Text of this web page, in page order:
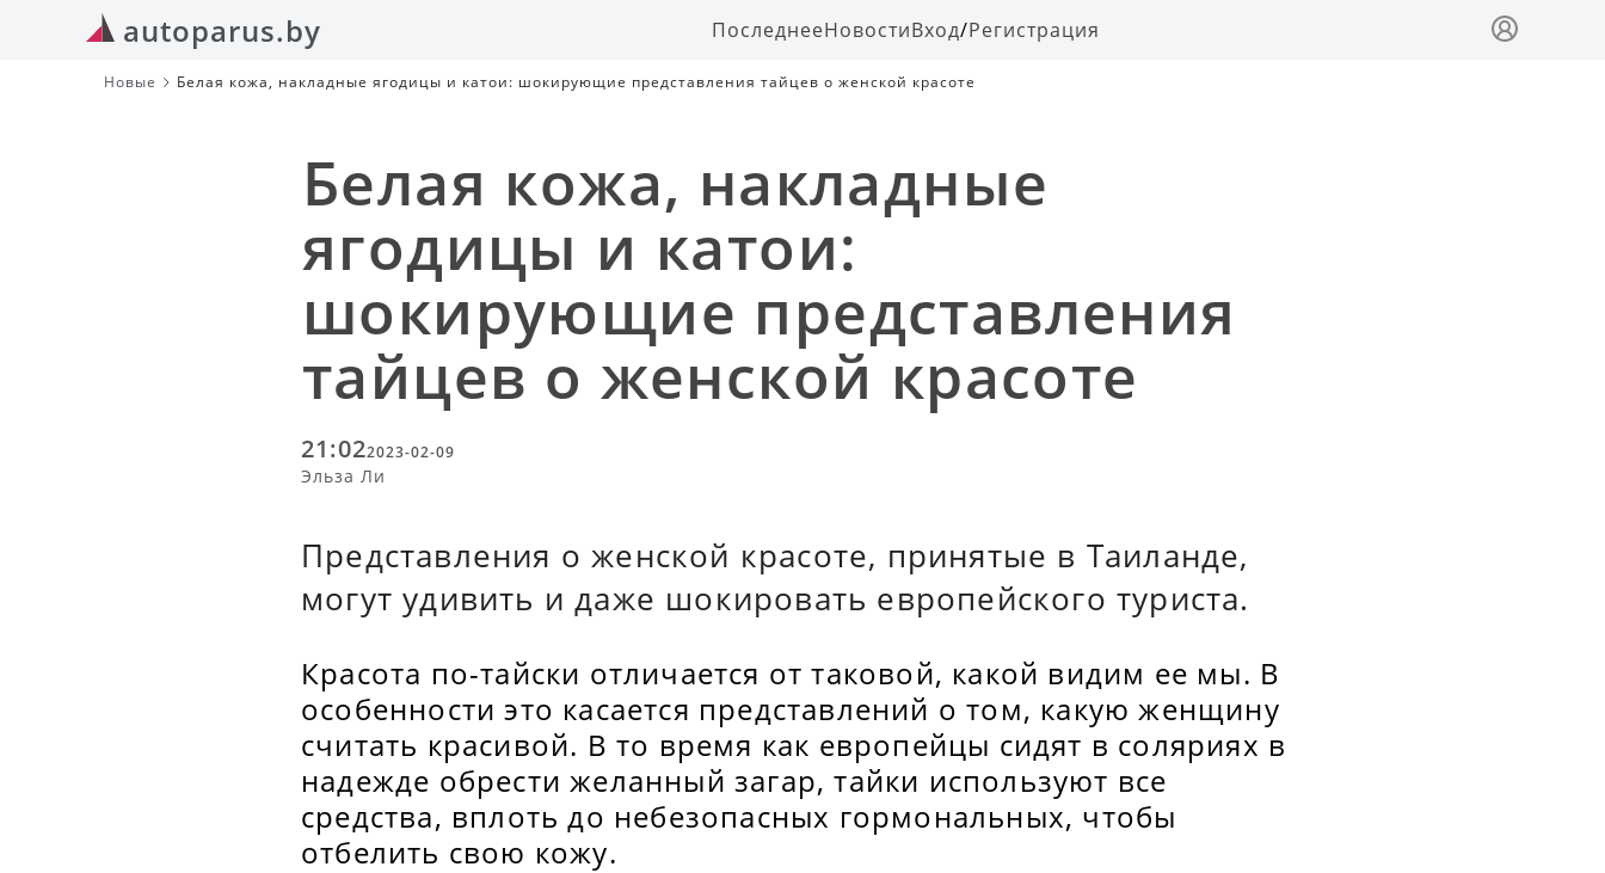
autoparus.by ПоследнееНовостиВход/Регистрация
Новые Белая кожа, накладные ягодицы и катои: шокирующие представления тайцев о женской красоте
Белая кожа, накладные
ягодицы и катои:
шокирующие представления
тайцев о женской красоте
21:022023-02-09
Эльза Ли
Представления о женской красоте, принятые в Таиланде,
могут удивить и даже шокировать европейского туриста.
Красота по-тайски отличается от таковой, какой видим ее мы. В
особенности это касается представлений о том, какую женщину
считать красивой. В то время как европейцы сидят в соляриях в
надежде обрести желанный загар, тайки используют все
средства, вплоть до небезопасных гормональных, чтобы
отбелить свою кожу.